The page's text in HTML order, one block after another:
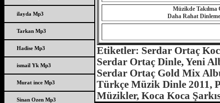
ilayda Mp3
Tarkan Mp3
Hadise Mp3
ismail Yk Mp3
Murat ince Mp3
Sinan Ozen Mp3
Müzikde Takılma
Daha Rahat
Etiketler: Serdar Ortaç
Serdar Ortaç Dinle, Yeni
Serdar Ortaç Gold Mix
Türkçe Müzik Dinle 2011,
Müzikler, Koca Koca